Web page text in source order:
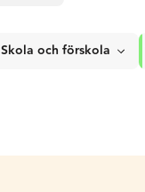
Skola och förskola